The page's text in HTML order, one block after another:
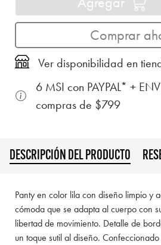
Comprar
Ver disponibilidad en
6 MSI con PAYPAL* +
compras de $799
DESCRIPCIÓN DEL PRODUCTO
Panty en color lila con diseño limpio y
cómoda que se adapta al cuerpo con
libertad de movimiento. Detalle de
un toque sutil al diseño.